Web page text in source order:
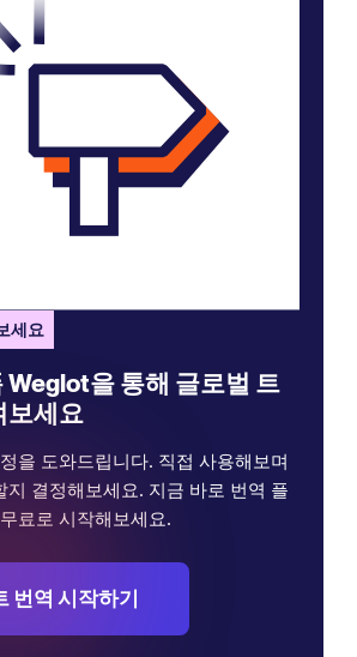
세요
Weglot을 통해 글로벌 트
보세요
을 도와드립니다. 직접 사용해보며
지 결정해보세요. 지금 바로 번역 플
료로 시작해보세요.
번역 시작하기